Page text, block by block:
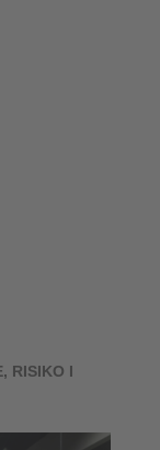
, RISIKO I